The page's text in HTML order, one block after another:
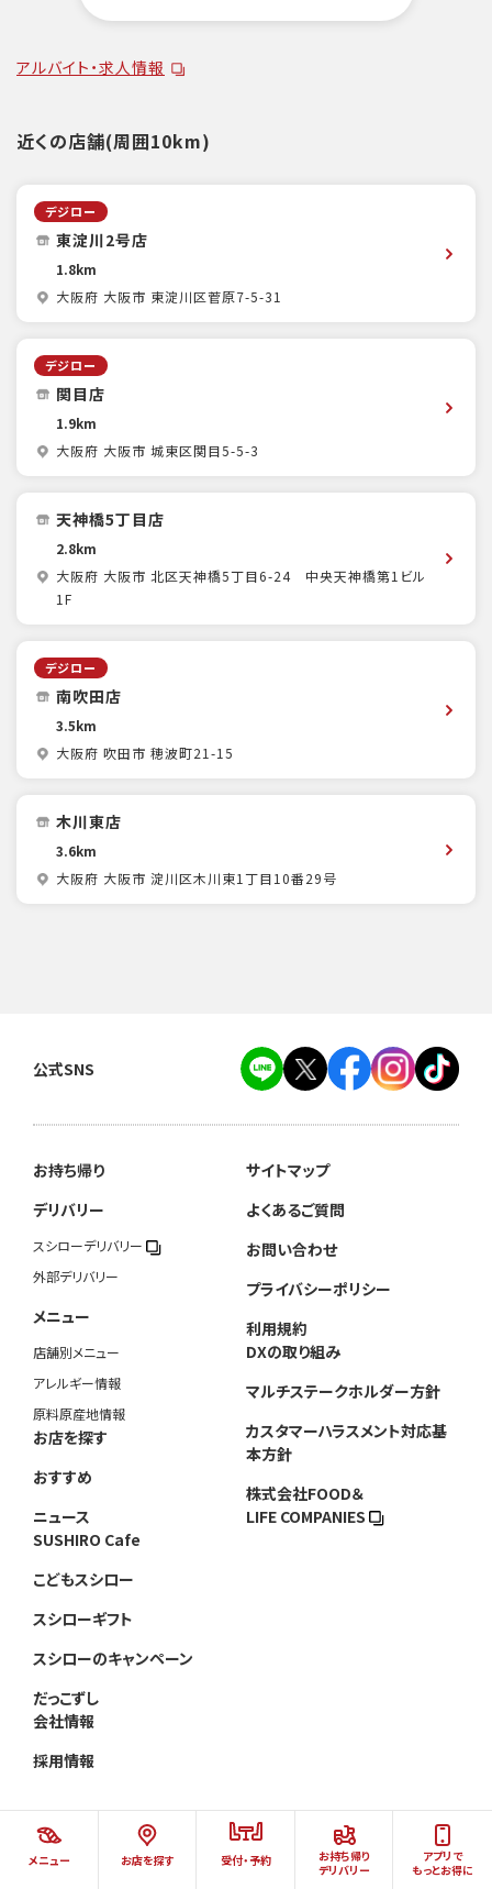
メニュー お店を探す 受付・予約
お持ち帰り
デリバリー
アプリで
もっとお得に
アルバイト・求人情報
近くの店舗(周囲10km)
デジロー
東淀川2号店
1.8km
大阪府 大阪市 東淀川区菅原7-5-31
デジロー
関目店
1.9km
大阪府 大阪市 城東区関目5-5-3
天神橋5丁目店
2.8km
大阪府 大阪市 北区天神橋5丁目6-24 中央天神橋第1ビル
1F
デジロー
南吹田店
3.5km
大阪府 吹田市 穂波町21-15
木川東店
3.6km
大阪府 大阪市 淀川区木川東1丁目10番29号
公式SNS
お持ち帰り
デリバリー
スシローデリバリー
外部デリバリー
メニュー
店舗別メニュー
アレルギー情報
原料原産地情報
お店を探す
おすすめ
ニュース
SUSHIRO Cafe
こどもスシロー
スシローギフト
スシローのキャンペーン
だっこずし
会社情報
採用情報
サイトマップ
よくあるご質問
お問い合わせ
プライバシーポリシー
利用規約
DXの取り組み
マルチステークホルダー方針
カスタマーハラスメント対応基
本方針
株式会社FOOD＆
LIFE COMPANIES
©AKINDO SUSHIRO CO.,LTD.ALL RIGHTS RESERVED.